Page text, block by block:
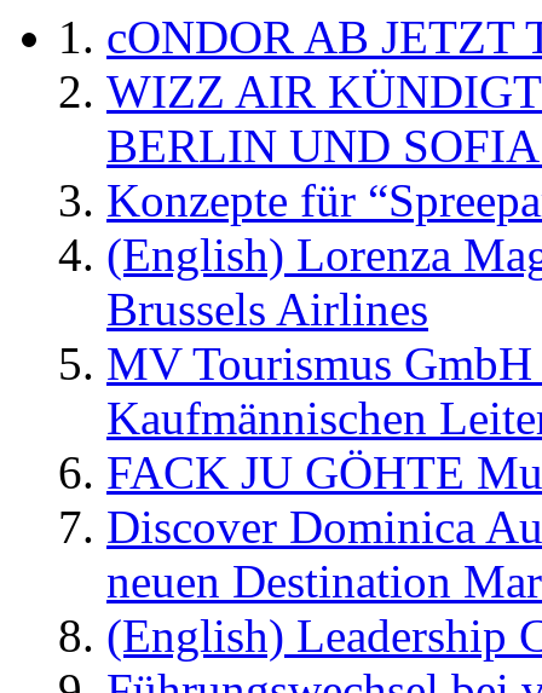
cONDOR AB
WIZZ AIR
BERLIN UND
Konzepte für
(English) Lorenza
Brussels Airlines
MV Tourismus
Kaufmännischen
FACK JU GÖHTE
Discover Dominica
neuen Destination
(English) Leadership